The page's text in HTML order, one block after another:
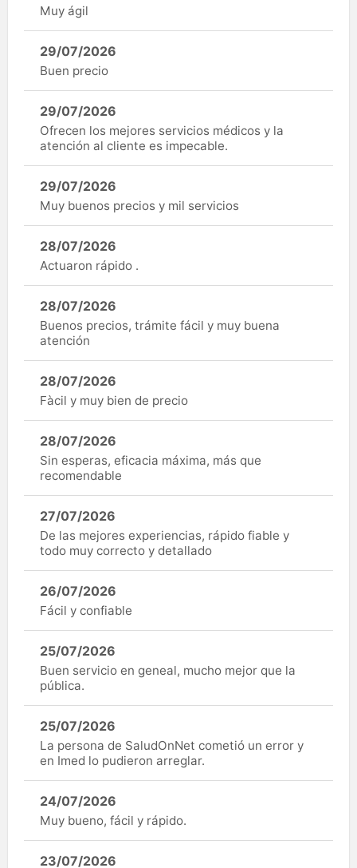
Muy ágil
29/07/2026
Buen precio
29/07/2026
Ofrecen los mejores servicios médicos y la
atención al cliente es impecable.
29/07/2026
Muy buenos precios y mil servicios
28/07/2026
Actuaron rápido .
28/07/2026
Buenos precios, trámite fácil y muy buena
atención
28/07/2026
Fàcil y muy bien de precio
28/07/2026
Sin esperas, eficacia máxima, más que
recomendable
27/07/2026
De las mejores experiencias, rápido fiable y
todo muy correcto y detallado
26/07/2026
Fácil y confiable
25/07/2026
Buen servicio en geneal, mucho mejor que la
pública.
25/07/2026
La persona de SaludOnNet cometió un error y
en Imed lo pudieron arreglar.
24/07/2026
Muy bueno, fácil y rápido.
23/07/2026